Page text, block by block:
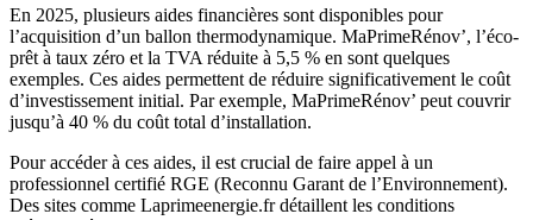
En 2025, plusieurs aides financières sont disponibles pour
l’acquisition d’un ballon thermodynamique. MaPrimeRénov’, l’éco-
prêt à taux zéro et la TVA réduite à 5,5 % en sont quelques
exemples. Ces aides permettent de réduire significativement le coût
d’investissement initial. Par exemple, MaPrimeRénov’ peut couvrir
jusqu’à 40 % du coût total d’installation.
Pour accéder à ces aides, il est crucial de faire appel à un
professionnel certifié RGE (Reconnu Garant de l’Environnement).
Des sites comme Laprimeenergie.fr détaillent les conditions